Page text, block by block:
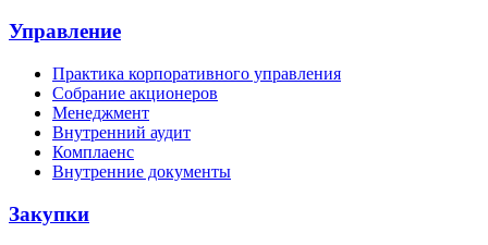
Управление
Практика корпоративного управления
Собрание акционеров
Менеджмент
Внутренний аудит
Комплаенс
Внутренние документы
Закупки